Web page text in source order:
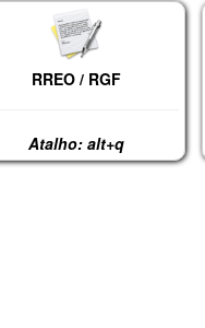
RREO / RGF
Atalho: alt+q